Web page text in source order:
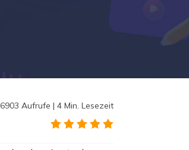
6903 Aufrufe | 4 Min. Lesezeit